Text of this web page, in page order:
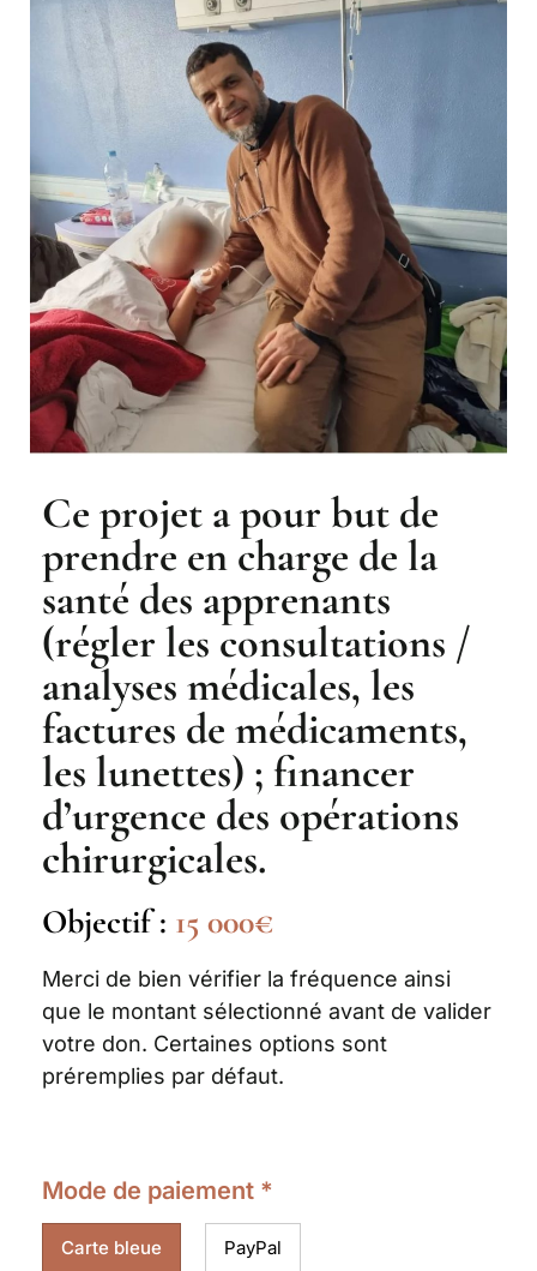
Ce projet a pour but de
prendre en charge de la
santé des apprenants
(régler les consultations /
analyses médicales, les
factures de médicaments,
les lunettes) ; financer
d’urgence des opérations
chirurgicales.
Objectif : 15 000€
Merci de bien vérifier la fréquence ainsi
que le montant sélectionné avant de valider
votre don. Certaines options sont
préremplies par défaut.
Mode de paiement *
Carte bleue PayPal